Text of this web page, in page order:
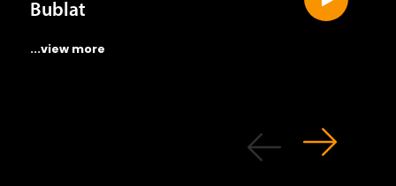
Bublat
...view more